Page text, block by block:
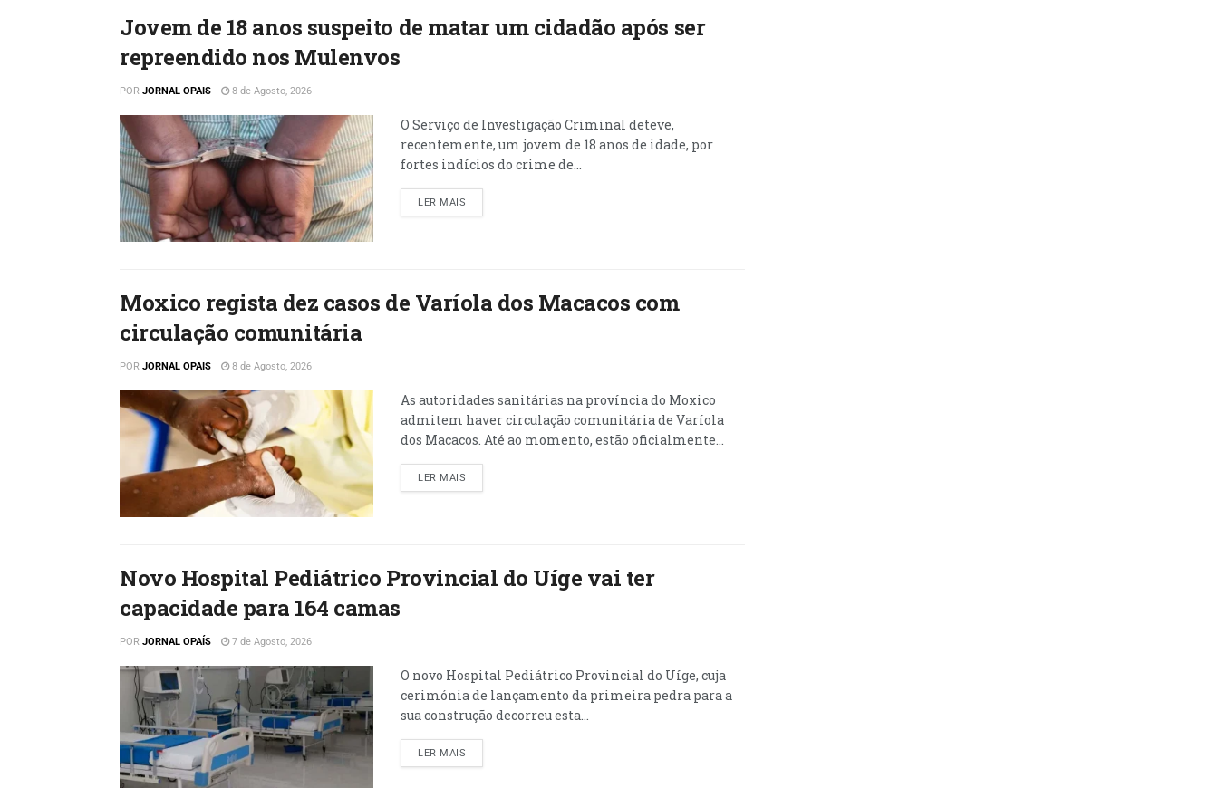
Jovem de 18 anos suspeito de matar um cidadão após ser
repreendido nos Mulenvos
POR JORNAL OPAIS 8 de Agosto, 2026
O Serviço de Investigação Criminal deteve,
recentemente, um jovem de 18 anos de idade, por
fortes indícios do crime de...
LER MAIS
Moxico regista dez casos de Varíola dos Macacos com
circulação comunitária
POR JORNAL OPAIS 8 de Agosto, 2026
As autoridades sanitárias na província do Moxico
admitem haver circulação comunitária de Varíola
dos Macacos. Até ao momento, estão oficialmente...
LER MAIS
Novo Hospital Pediátrico Provincial do Uíge vai ter
capacidade para 164 camas
POR JORNAL OPAÍS 7 de Agosto, 2026
O novo Hospital Pediátrico Provincial do Uíge, cuja
cerimónia de lançamento da primeira pedra para a
sua construção decorreu esta...
LER MAIS